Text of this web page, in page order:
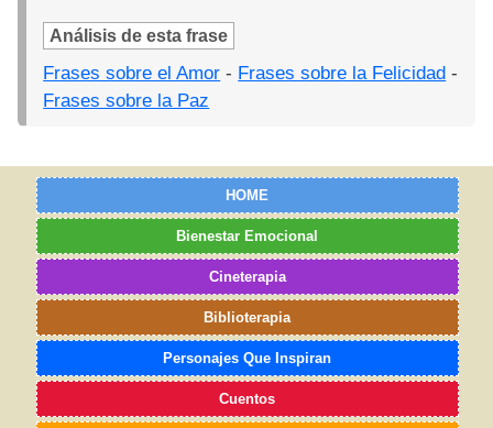
Análisis de esta frase
Frases sobre el Amor - Frases sobre la Felicidad -
Frases sobre la Paz
HOME
Bienestar Emocional
Cineterapia
Biblioterapia
Personajes Que Inspiran
Cuentos